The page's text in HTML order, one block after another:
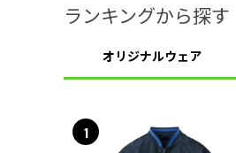
ランキングから探す
オリジナルウェア
1